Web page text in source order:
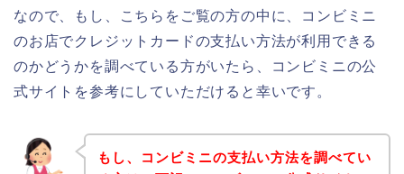
なので、もし、こちらをご覧の方の中に、コンビミニ
のお店でクレジットカードの支払い方法が利用できる
のかどうかを調べている方がいたら、コンビミニの公
式サイトを参考にしていただけると幸いです。
もし、コンビミニの支払い方法を調べてい